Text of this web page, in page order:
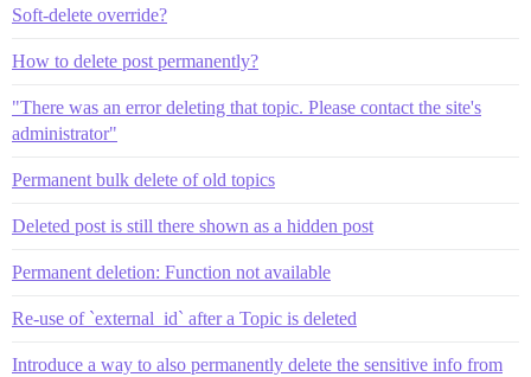
Soft-delete override?
How to delete post permanently?
"There was an error deleting that topic. Please contact the site's
administrator"
Permanent bulk delete of old topics
Deleted post is still there shown as a hidden post
Permanent deletion: Function not available
Re-use of `external_id` after a Topic is deleted
Introduce a way to also permanently delete the sensitive info from